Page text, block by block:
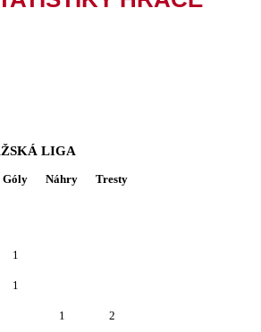
LIGA
Góly Náhry
Tresty
1
1
1
2